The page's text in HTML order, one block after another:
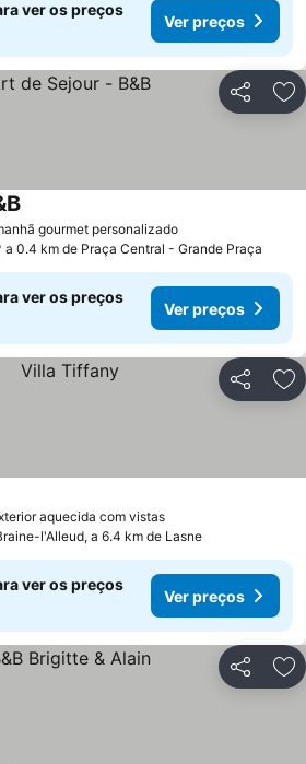
ver os preços
Ver preços
Partilhar
gourmet personalizado
a 0.4 km de Praça Central - Grande Praça
ver os preços
Ver preços
Partilhar
aquecida com vistas
l'Alleud, a 6.4 km de Lasne
ver os preços
Ver preços
Partilhar